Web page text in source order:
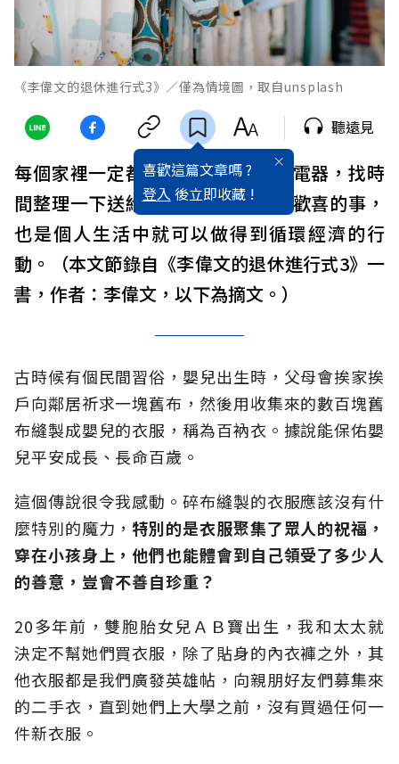
《李偉文的退休進行式3》／僅為情境圖，取自unsplash
喜歡這篇文章嗎 ?
登入 後立即收藏 !
聽遠見
每個家裡一定都有用不到的衣物、電器，找時
間整理一下送給需要的人，是皆大歡喜的事，
也是個人生活中就可以做得到循環經濟的行
動。（本文節錄自《李偉文的退休進行式3》一
書，作者：李偉文，以下為摘文。）
古時候有個民間習俗，嬰兒出生時，父母會挨家挨
戶向鄰居祈求一塊舊布，然後用收集來的數百塊舊
布縫製成嬰兒的衣服，稱為百衲衣。據說能保佑嬰
兒平安成長、長命百歲。
這個傳說很令我感動。碎布縫製的衣服應該沒有什
麼特別的魔力，特別的是衣服聚集了眾人的祝福，
穿在小孩身上，他們也能體會到自己領受了多少人
的善意，豈會不善自珍重？
20多年前，雙胞胎女兒ＡＢ寶出生，我和太太就
決定不幫她們買衣服，除了貼身的內衣褲之外，其
他衣服都是我們廣發英雄帖，向親朋好友們募集來
的二手衣，直到她們上大學之前，沒有買過任何一
件新衣服。